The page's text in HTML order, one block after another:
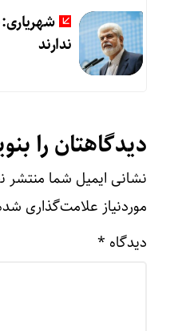
شهریاری:
ندارند
دیدگاهتان را
نشانی ایمیل شما منتشر
موردنیاز علامت‌گذاری
دیدگاه *